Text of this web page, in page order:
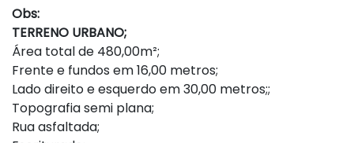
Obs:
TERRENO URBANO;
Área total de 480,00m²;
Frente e fundos em 16,00 metros;
Lado direito e esquerdo em 30,00 metros;;
Topografia semi plana;
Rua asfaltada;